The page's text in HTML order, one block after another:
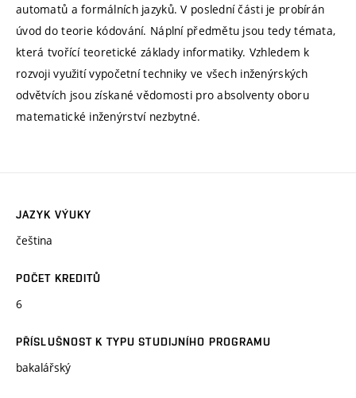
automatů a formálních jazyků. V poslední části je probírán
úvod do teorie kódování. Náplní předmětu jsou tedy témata,
která tvořící teoretické základy informatiky. Vzhledem k
rozvoji využití vypočetní techniky ve všech inženýrských
odvětvích jsou získané vědomosti pro absolventy oboru
matematické inženýrství nezbytné.
JAZYK VÝUKY
čeština
POČET KREDITŮ
6
PŘÍSLUŠNOST K TYPU STUDIJNÍHO PROGRAMU
bakalářský